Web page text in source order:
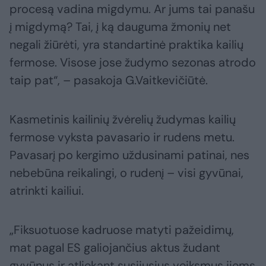
procesą vadina migdymu. Ar jums tai panašu
į migdymą? Tai, į ką dauguma žmonių net
negali žiūrėti, yra standartinė praktika kailių
fermose. Visose jose žudymo sezonas atrodo
taip pat“, – pasakoja G.Vaitkevičiūtė.
Kasmetinis kailinių žvėrelių žudymas kailių
fermose vyksta pavasario ir rudens metu.
Pavasarį po kergimo uždusinami patinai, nes
nebebūna reikalingi, o rudenį – visi gyvūnai,
atrinkti kailiui.
„Fiksuotuose kadruose matyti pažeidimų,
mat pagal ES galiojančius aktus žudant